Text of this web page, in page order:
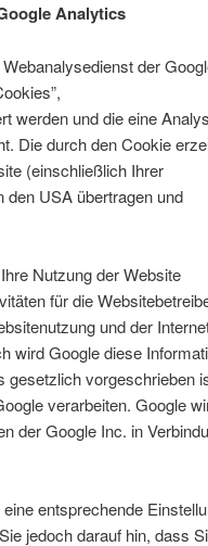
Analytics
der
werden und die eine
Die durch den Cookie
(einschließlich Ihrer
den USA übertragen und
Nutzung der Website
für die
und der
wird Google diese
gesetzlich vorgeschrieben
verarbeiten. Google
der Google Inc. in
entsprechende
jedoch darauf hin, dass